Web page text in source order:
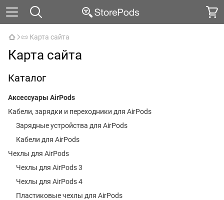
📜 Карта сайта
Карта сайта
Каталог
Аксессуары AirPods
Кабели, зарядки и переходники для AirPods
Зарядные устройства для AirPods
Кабели для AirPods
Чехлы для AirPods
Чехлы для AirPods 3
Чехлы для AirPods 4
Пластиковые чехлы для AirPods